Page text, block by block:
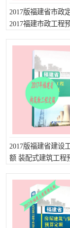
2017版福建省市政
2017福建市政工程
2017版福建省建设
额 装配式建筑工程
定额
贵州水利水电
20kv及以下配
广西建筑安装
*考军校教材
电力工程预算
江苏省建设工
四川省清单定额